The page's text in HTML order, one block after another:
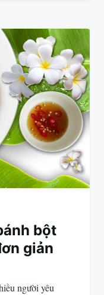
bột
giản
người yêu